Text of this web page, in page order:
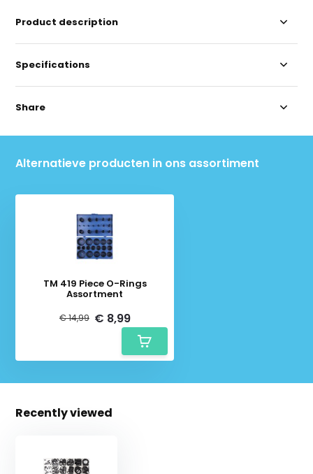
Product description
Specifications
Share
Alternatieve producten in ons assortiment
TM 419 Piece O-Rings
Assortment
€ 14,99 € 8,99
Recently viewed